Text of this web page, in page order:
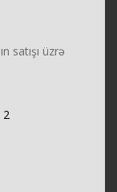
satışı üzrə
2